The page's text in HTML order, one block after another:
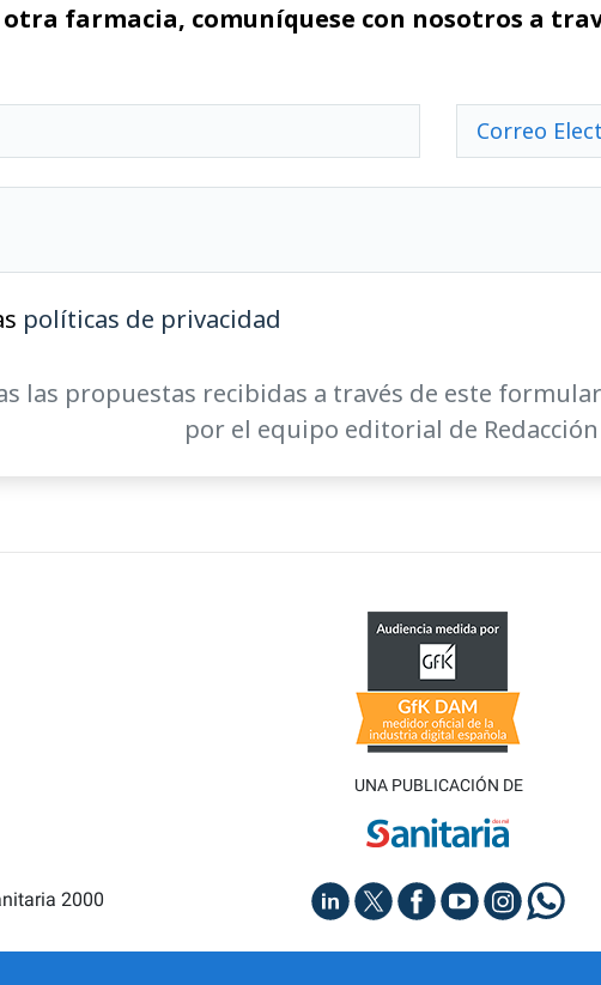
otra farmacia, comuníquese con nosotros a
políticas de privacidad
las propuestas recibidas a través de este
por el equipo editorial de Redacción
UNA PUBLICACIÓN DE
2000